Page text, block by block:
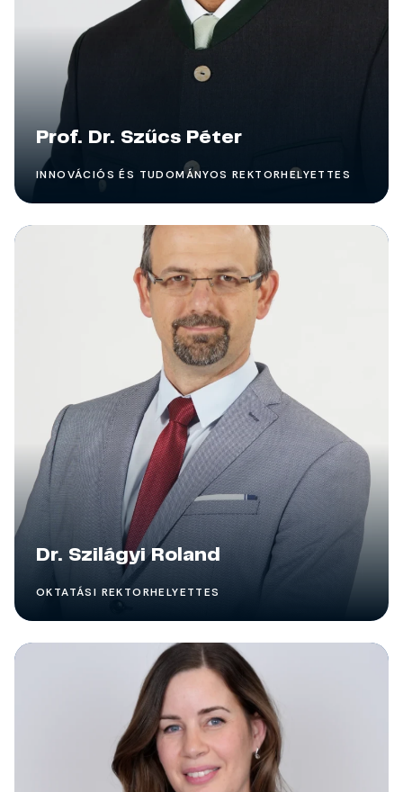
Prof. Dr. Szűcs Péter
INNOVÁCIÓS ÉS TUDOMÁNYOS REKTORHELYETTES
Dr. Szilágyi Roland
OKTATÁSI REKTORHELYETTES